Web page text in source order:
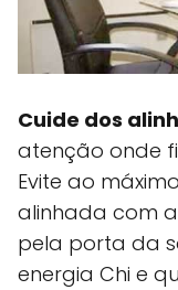
Cuide dos
atenção onde
Evite ao
alinhada com
pela porta da
energia Chi e